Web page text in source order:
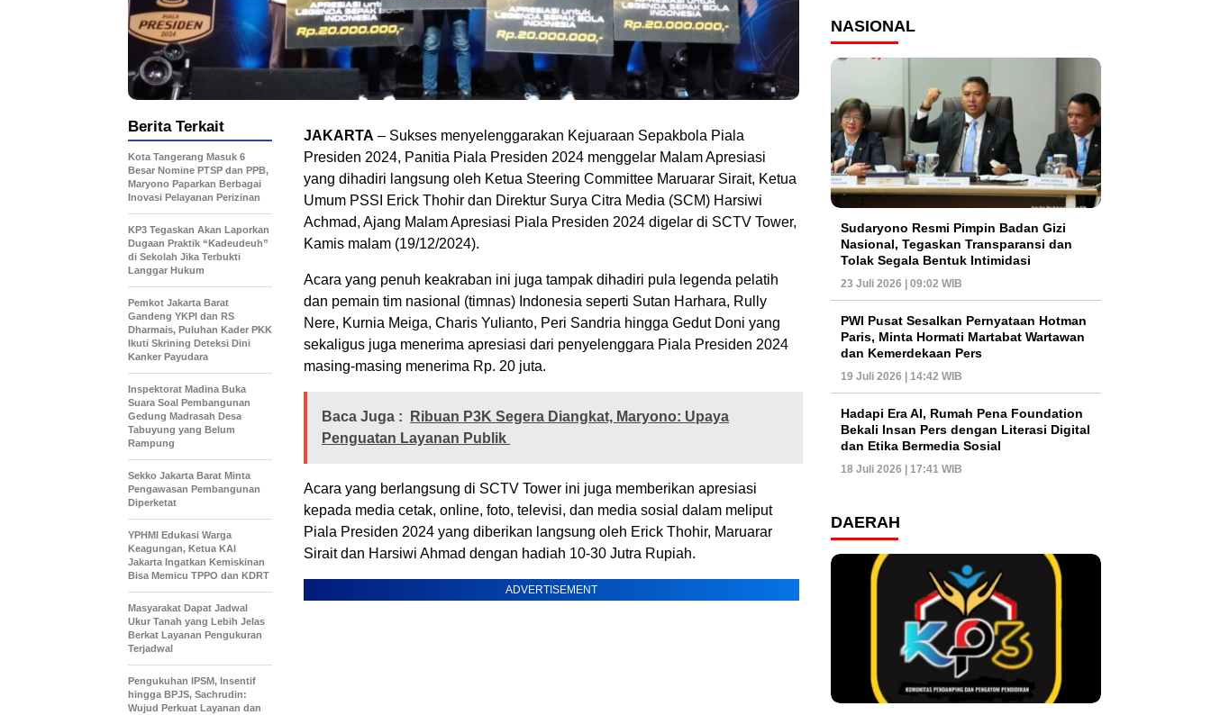
JAKARTA – Sukses menyelenggarakan Kejuaraan Sepakbola Piala
Presiden 2024, Panitia Piala Presiden 2024 menggelar Malam Apresiasi
yang dihadiri langsung oleh Ketua Steering Committee Maruarar Sirait, Ketua
Umum PSSI Erick Thohir dan Direktur Surya Citra Media (SCM) Harsiwi
Achmad, Ajang Malam Apresiasi Piala Presiden 2024 digelar di SCTV Tower,
Kamis malam (19/12/2024).
Acara yang penuh keakraban ini juga tampak dihadiri pula legenda pelatih
dan pemain tim nasional (timnas) Indonesia seperti Sutan Harhara, Rully
Nere, Kurnia Meiga, Charis Yulianto, Peri Sandria hingga Gedut Doni yang
sekaligus juga menerima apresiasi dari penyelenggara Piala Presiden 2024
masing-masing menerima Rp. 20 juta.
Baca Juga :
Ribuan P3K Segera Diangkat, Maryono: Upaya
Penguatan Layanan Publik
Acara yang berlangsung di SCTV Tower ini juga memberikan apresiasi
kepada media cetak, online, foto, televisi, dan media sosial dalam meliput
Piala Presiden 2024 yang diberikan langsung oleh Erick Thohir, Maruarar
Sirait dan Harsiwi Ahmad dengan hadiah 10-30 Jutra Rupiah.
ADVERTISEMENT
Berita Terkait
Kota Tangerang Masuk 6
Besar Nomine PTSP dan PPB,
Maryono Paparkan Berbagai
Inovasi Pelayanan Perizinan
KP3 Tegaskan Akan Laporkan
Dugaan Praktik “Kadeudeuh”
di Sekolah Jika Terbukti
Langgar Hukum
Pemkot Jakarta Barat
Gandeng YKPI dan RS
Dharmais, Puluhan Kader PKK
Ikuti Skrining Deteksi Dini
Kanker Payudara
Inspektorat Madina Buka
Suara Soal Pembangunan
Gedung Madrasah Desa
Tabuyung yang Belum
Rampung
Sekko Jakarta Barat Minta
Pengawasan Pembangunan
Diperketat
YPHMI Edukasi Warga
Keagungan, Ketua KAI
Jakarta Ingatkan Kemiskinan
Bisa Memicu TPPO dan KDRT
Masyarakat Dapat Jadwal
Ukur Tanah yang Lebih Jelas
Berkat Layanan Pengukuran
Terjadwal
Pengukuhan IPSM, Insentif
hingga BPJS, Sachrudin:
Wujud Perkuat Layanan dan
NASIONAL
Sudaryono Resmi Pimpin Badan Gizi
Nasional, Tegaskan Transparansi dan
Tolak Segala Bentuk Intimidasi
23 Juli 2026 | 09:02 WIB
PWI Pusat Sesalkan Pernyataan Hotman
Paris, Minta Hormati Martabat Wartawan
dan Kemerdekaan Pers
19 Juli 2026 | 14:42 WIB
Hadapi Era AI, Rumah Pena Foundation
Bekali Insan Pers dengan Literasi Digital
dan Etika Bermedia Sosial
18 Juli 2026 | 17:41 WIB
DAERAH